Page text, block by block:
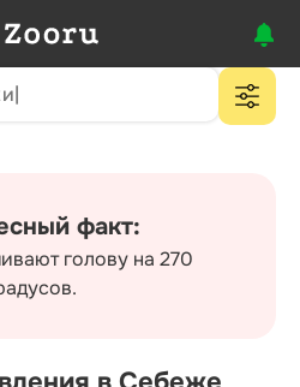
факт:
голову на 270